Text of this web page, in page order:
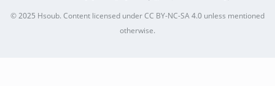
© 2025 Hsoub.Content licensed underCC BY-NC-SA 4.0unless mentioned
otherwise.